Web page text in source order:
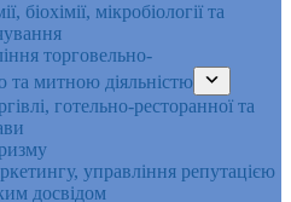
біохімії, мікробіології та
торговельно-
та митною діяльністю
готельно-ресторанної та
управління репутацією
досвідом